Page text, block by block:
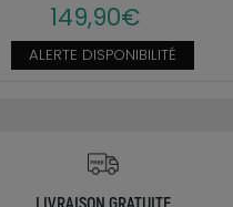
149,90€
ALERTE DISPONIBILITÉ
LIVRAISON GRATUITE